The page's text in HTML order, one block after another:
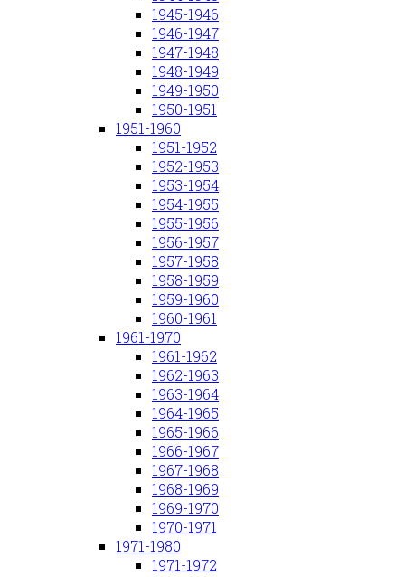
1945-1946
1946-1947
1947-1948
1948-1949
1949-1950
1950-1951
1951-1960
1951-1952
1952-1953
1953-1954
1954-1955
1955-1956
1956-1957
1957-1958
1958-1959
1959-1960
1960-1961
1961-1970
1961-1962
1962-1963
1963-1964
1964-1965
1965-1966
1966-1967
1967-1968
1968-1969
1969-1970
1970-1971
1971-1980
1971-1972